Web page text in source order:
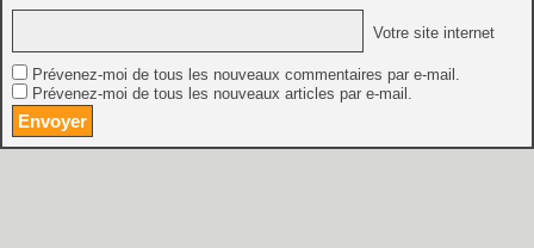
Votre site internet
Prévenez-moi de tous les nouveaux commentaires par e-mail.
Prévenez-moi de tous les nouveaux articles par e-mail.